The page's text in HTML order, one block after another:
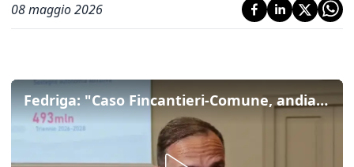
08 maggio 2026
Fedriga: "Caso Fincantieri-Comune, andiamo avanti con il dialogo"